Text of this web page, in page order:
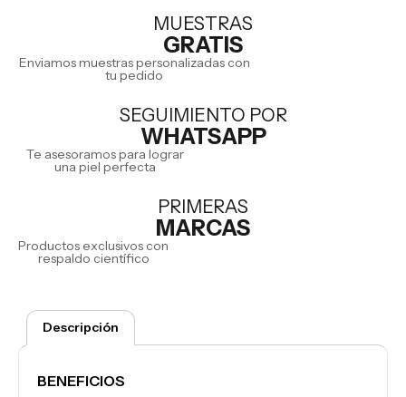
MUESTRAS
GRATIS
Enviamos muestras personalizadas con
tu pedido
SEGUIMIENTO POR
WHATSAPP
Te asesoramos para lograr
una piel perfecta
PRIMERAS
MARCAS
Productos exclusivos con
respaldo científico
Descripción
BENEFICIOS